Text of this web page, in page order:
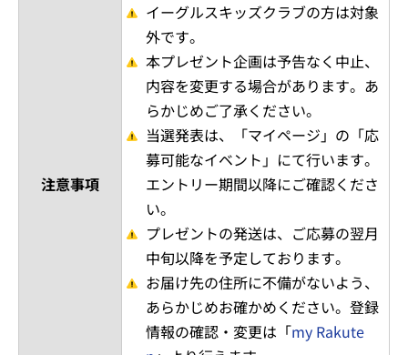
注意事項
イーグルスキッズクラブの方は対象
外です。
本プレゼント企画は予告なく中止、
内容を変更する場合があります。あ
らかじめご了承ください。
当選発表は、「マイページ」の「応
募可能なイベント」にて行います。
エントリー期間以降にご確認くださ
い。
プレゼントの発送は、ご応募の翌月
中旬以降を予定しております。
お届け先の住所に不備がないよう、
あらかじめお確かめください。登録
情報の確認・変更は「my Rakute